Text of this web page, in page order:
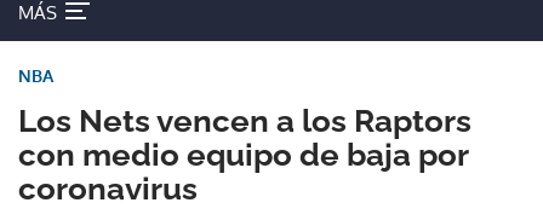
MÁS
Los Nets vencen a los Raptors
con medio equipo de baja por
coronavirus
NBA